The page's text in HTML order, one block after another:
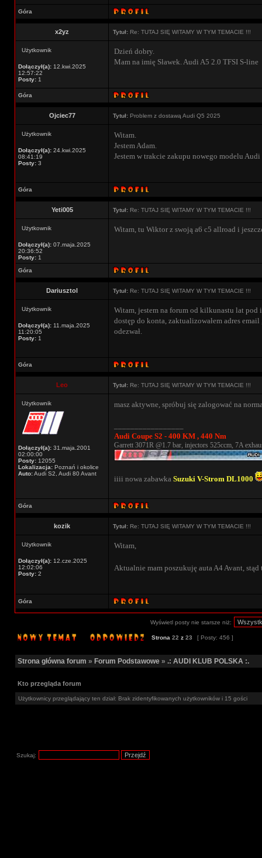
Góra
x2yz Tytuł: Re: TUTAJ SIĘ WITAMY W TYM TEMACIE !!!
Użytkownik
Dołączył(a): 12.kwi.2025
12:57:22
Posty: 1
Dzień dobry.
Mam na imię Sławek. Audi A5 2.0 TFSI S-line
Góra
Ojciec77 Tytuł: Problem z dostawą Audi Q5 2025
Użytkownik
Dołączył(a): 24.kwi.2025
08:41:19
Posty: 3
Witam.
Jestem Adam.
Jestem w trakcie zakupu nowego modelu Audi
Góra
Yeti005 Tytuł: Re: TUTAJ SIĘ WITAMY W TYM TEMACIE !!!
Użytkownik
Dołączył(a): 07.maja.2025
20:36:52
Posty: 1
Witam, tu Wiktor z swoją a6 c5 allroad i
Góra
Dariusztol Tytuł: Re: TUTAJ SIĘ WITAMY W TYM TEMACIE !!!
Użytkownik
Dołączył(a): 11.maja.2025
11:20:05
Posty: 1
Witam, jestem na forum od kilkunastu lat pod
dostęp do konta, zaktualizowałem adres
odezwał.
Góra
Leo Tytuł: Re: TUTAJ SIĘ WITAMY W TYM TEMACIE !!!
Użytkownik
Dołączył(a): 31.maja.2001
02:00:00
Posty: 12055
Lokalizacja: Poznań i okolice
Auto:Audi S2, Audi 80 Avant
masz aktywne, spróbuj się zalogować na
Audi Coupe S2 - 400 KM , 440 Nm
Garrett 3071R @1.7 bar, injectors 525ccm, 7A
iiii nowa zabawka Suzuki V-Strom DL1000
Góra
kozik Tytuł: Re: TUTAJ SIĘ WITAMY W TYM TEMACIE !!!
Użytkownik
Dołączył(a): 12.cze.2025
12:02:06
Posty: 2
Witam,
Aktualnie mam poszukuję auta A4 Avant,
Góra
Wyświetl posty nie starsze niż:
Strona 22 z 23 [ Posty: 456 ]
Strona główna forum » Forum Podstawowe » .: AUDI KLUB POLSKA :.
Kto przegląda forum
Użytkownicy przeglądający ten dział: Brak zidentyfikowanych użytkowników i 15 gości
Szukaj: